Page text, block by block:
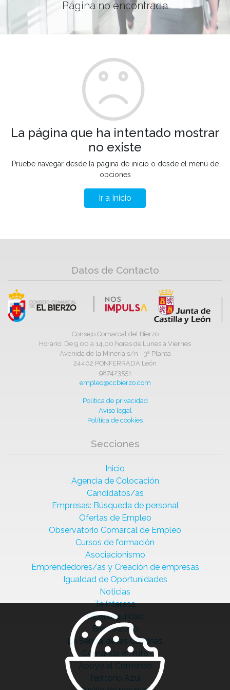
Página no encontrada
La página que ha intentado mostrar
no existe
Pruebe navegar desde la página de inicio o desde el menú de
opciones
Ir a Inicio
Datos de Contacto
Consejo Comarcal del Bierzo
Horario: De 9,00 a 14,00 horas de Lunes a Viernes
Avenida de la Minería s/n - 3ª Planta
24402 PONFERRADA León
987423551
empleo@ccbierzo.com
Política de privacidad
Aviso legal
Política de cookies
Secciones
Inicio
Agencia de Colocación
Candidatos/as
Empresas: Búsqueda de personal
Ofertas de Empleo
Observatorio Comarcal de Empleo
Cursos de formación
Asociacionismo
Emprendedores/as y Creación de empresas
Igualdad de Oportunidades
Noticias
Te interesa
Ciberseguridad
Bierzo 2030
La Senda de las Cantinas
Comanda en ruta
Apoyo al Comercio
Territorio Azul